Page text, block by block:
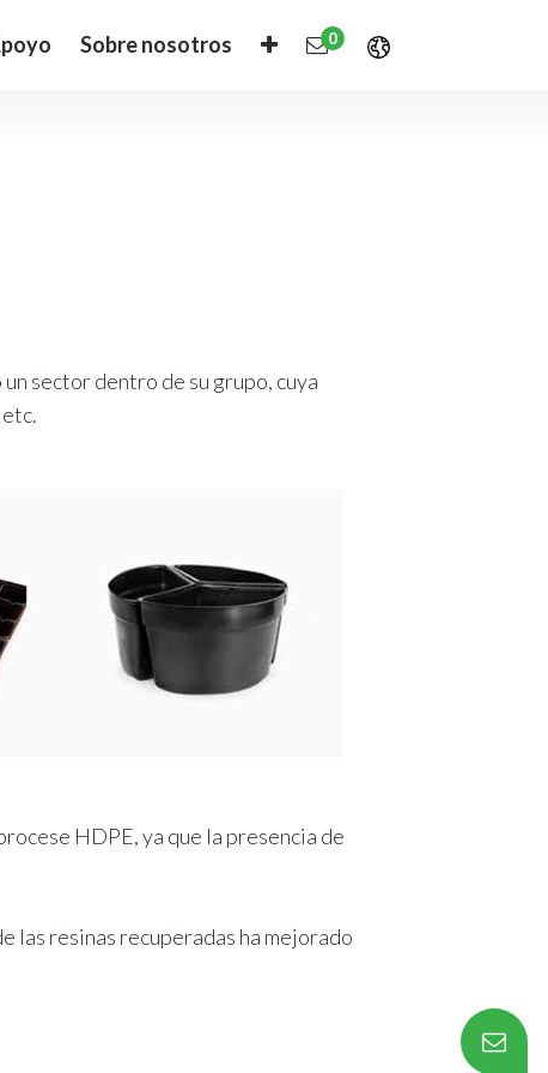
Sobre nosotros 0
sector dentro de su grupo, cuya
HDPE, ya que la presencia de
las resinas recuperadas ha mejorado